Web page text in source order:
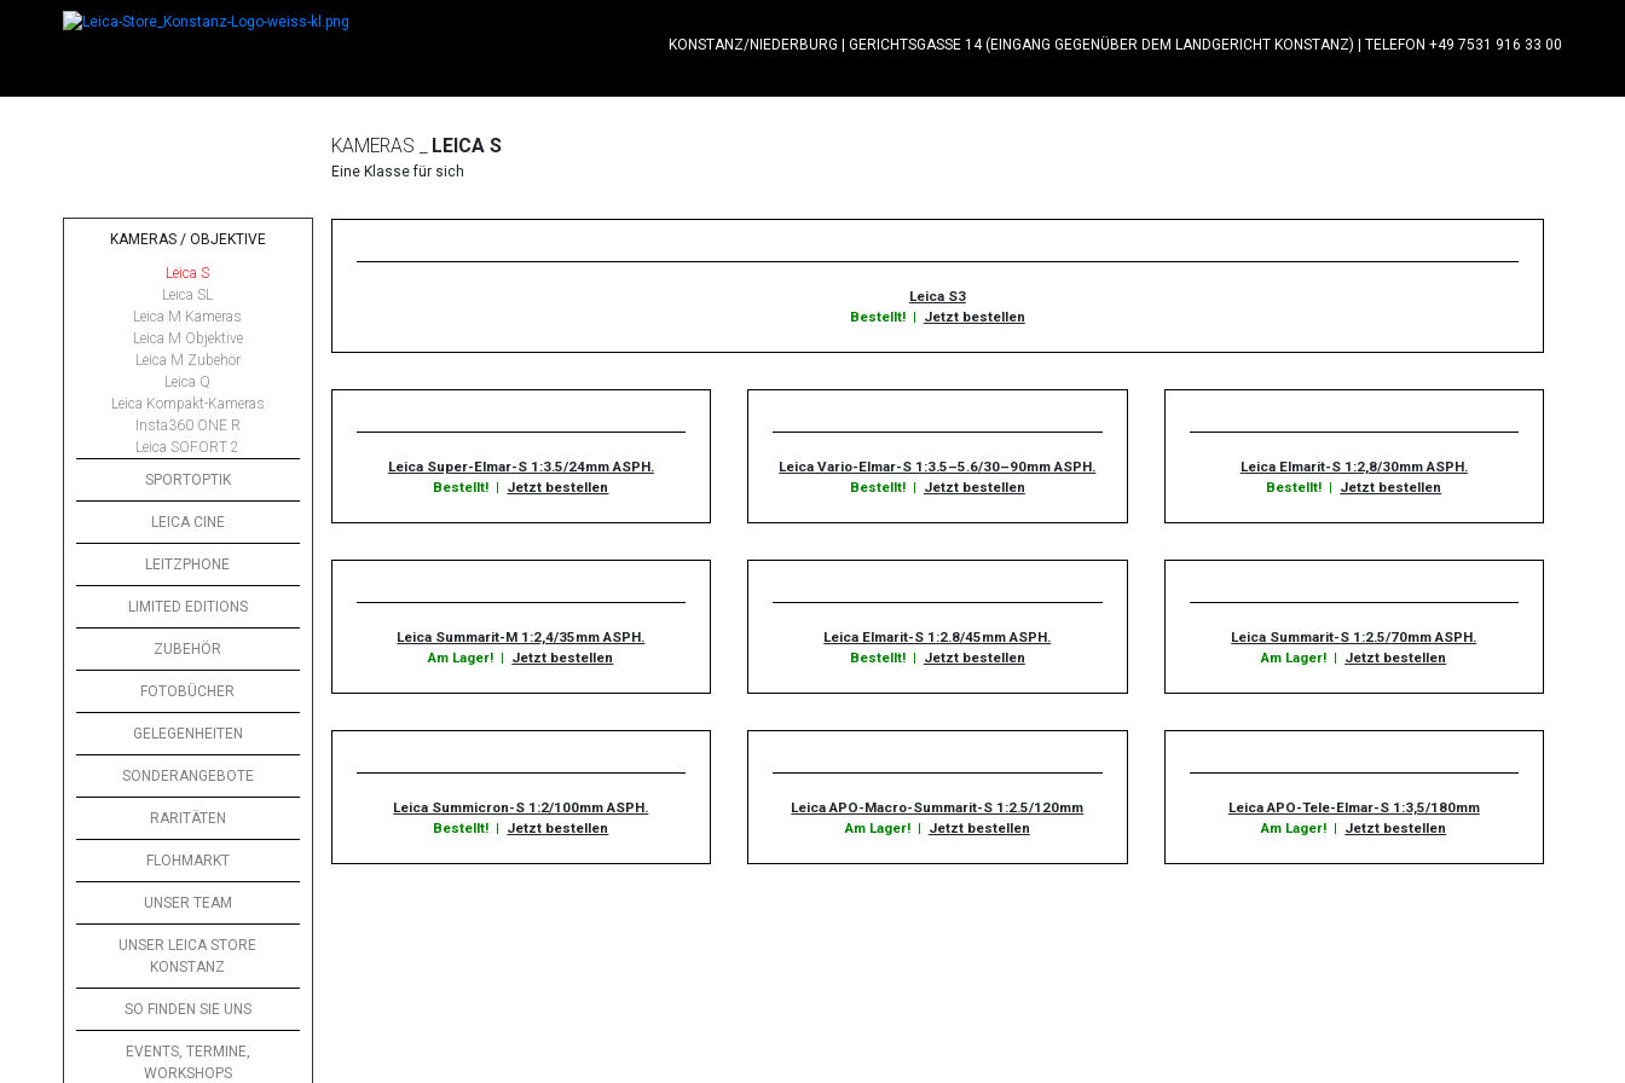
KONSTANZ/NIEDERBURG GERICHTSGASSE 14 (EINGANG GEGENÜBER DEM LANDGERICHT KONSTANZ) TELEFON +49 7531 916 33 00
KAMERAS / OBJEKTIVE
Leica S
Leica SL
Leica M Kameras
Leica M Objektive
Leica M Zubehör
Leica Q
Leica Kompakt-Kameras
Insta360 ONE R
Leica SOFORT 2
SPORTOPTIK
LEICA CINE
LEITZPHONE
LIMITED EDITIONS
ZUBEHÖR
FOTOBÜCHER
GELEGENHEITEN
SONDERANGEBOTE
RARITÄTEN
FLOHMARKT
UNSER TEAM
UNSER LEICA STORE
KONSTANZ
SO FINDEN SIE UNS
EVENTS, TERMINE,
WORKSHOPS
KAMERAS _ LEICA S
Eine Klasse für sich
Leica S3
Bestellt! | Jetzt bestellen
Leica Super-Elmar-S 1:3.5/24mm ASPH.
Bestellt! | Jetzt bestellen
Leica Vario-Elmar-S 1:3.5–5.6/30–90mm ASPH.
Bestellt! | Jetzt bestellen
Leica Elmarit-S 1:2,8/30mm ASPH.
Bestellt! | Jetzt bestellen
Leica Summarit-M 1:2,4/35mm ASPH.
Am Lager! | Jetzt bestellen
Leica Elmarit-S 1:2.8/45mm ASPH.
Bestellt! | Jetzt bestellen
Leica Summarit-S 1:2.5/70mm ASPH.
Am Lager! | Jetzt bestellen
Leica Summicron-S 1:2/100mm ASPH.
Bestellt! | Jetzt bestellen
Leica APO-Macro-Summarit-S 1:2.5/120mm
Am Lager! | Jetzt bestellen
Leica APO-Tele-Elmar-S 1:3,5/180mm
Am Lager! | Jetzt bestellen